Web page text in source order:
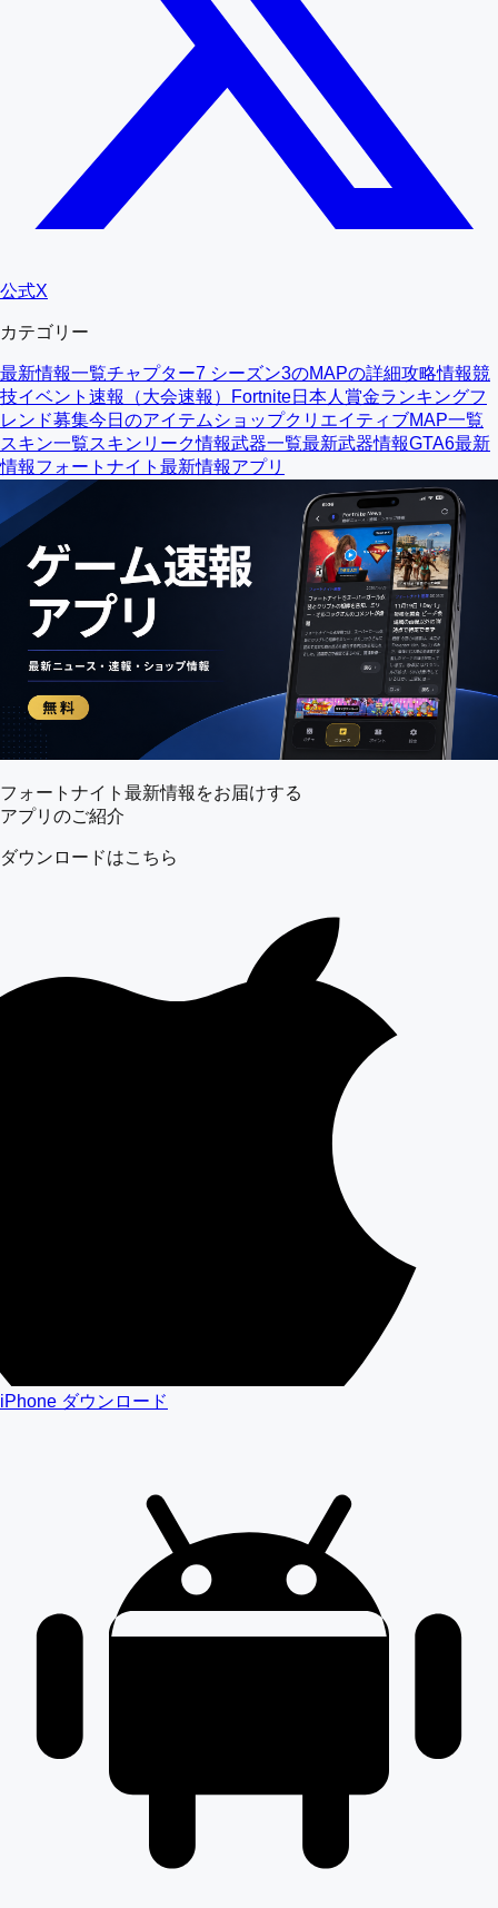
公式X
カテゴリー
最新情報一覧チャプター7 シーズン3のMAPの詳細攻略情報競
技イベント速報（大会速報）
Fortnite日本人賞金ランキングフ
レンド募集今日のアイテムショップクリエイティブMAP一覧
スキン一覧スキンリーク情報武器一覧最新武器情報GTA6最新
情報フォートナイト最新情報アプリ
フォートナイト最新情報をお届けする
アプリのご紹介
ダウンロードはこちら
iPhone ダウンロード